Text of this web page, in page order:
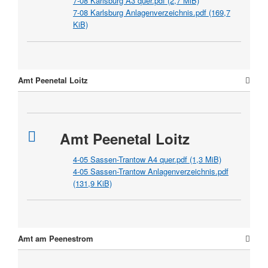
7-08 Karlsburg Anlagenverzeichnis.pdf (169,7
KiB)
Amt Peenetal Loitz
Amt Peenetal Loitz
4-05 Sassen-Trantow A4 quer.pdf (1,3 MiB)
4-05 Sassen-Trantow Anlagenverzeichnis.pdf
(131,9 KiB)
Amt am Peenestrom